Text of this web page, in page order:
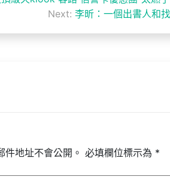
Next: 李昕：一個出書人和
地址不會公開。 必填欄位標示為 *